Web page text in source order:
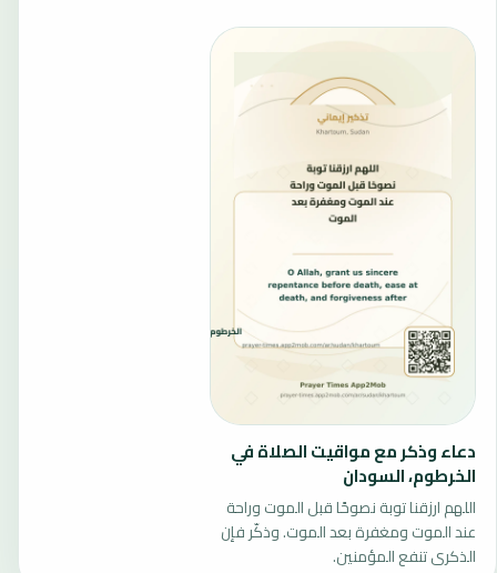
دعاء وذكر مع مواقيت الصلاة في
الخرطوم، السودان
اللهم ارزقنا توبة نصوحًا قبل الموت وراحة
عند الموت ومغفرة بعد الموت. وذكّر فإن
الذكرى تنفع المؤمنين.